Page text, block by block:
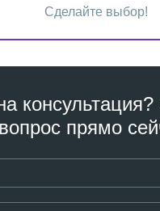
Сделайте выбор!
вопрос прямо